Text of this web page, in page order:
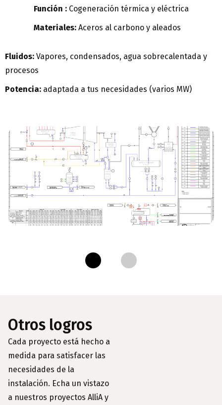
Función :Cogeneración térmica y eléctrica
Materiales:Aceros al carbono y aleados
Fluidos: Vapores, condensados, agua sobrecalentada y
procesos
Potencia: adaptada a tus necesidades (varios MW)
Otros logros
Cada proyecto está hecho a
medida para satisfacer las
necesidades de la
instalación. Echa un vistazo
a nuestros proyectos AlliA y